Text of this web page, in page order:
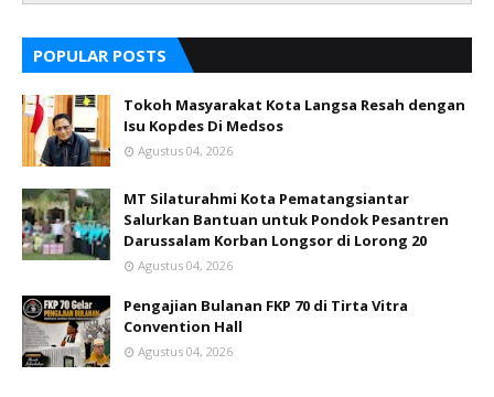
POPULAR POSTS
Tokoh Masyarakat Kota Langsa Resah dengan
Isu Kopdes Di Medsos
Agustus 04, 2026
MT Silaturahmi Kota Pematangsiantar
Salurkan Bantuan untuk Pondok Pesantren
Darussalam Korban Longsor di Lorong 20
Agustus 04, 2026
Pengajian Bulanan FKP 70 di Tirta Vitra
Convention Hall
Agustus 04, 2026